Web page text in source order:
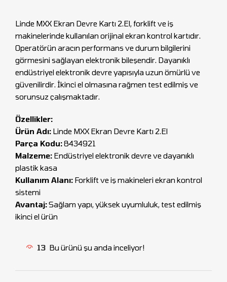
Linde MXX Ekran Devre Kartı 2.El, forklift ve iş
makinelerinde kullanılan orijinal ekran kontrol kartıdır.
Operatörün aracın performans ve durum bilgilerini
görmesini sağlayan elektronik bileşendir. Dayanıklı
endüstriyel elektronik devre yapısıyla uzun ömürlü ve
güvenilirdir. İkinci el olmasına rağmen test edilmiş ve
sorunsuz çalışmaktadır.
Özellikler:
Ürün Adı: Linde MXX Ekran Devre Kartı 2.El
Parça Kodu:8434921
Malzeme: Endüstriyel elektronik devre ve dayanıklı
plastik kasa
Kullanım Alanı: Forklift ve iş makineleri ekran kontrol
sistemi
Avantaj:Sağlam yapı, yüksek uyumluluk, test edilmiş
ikinci el ürün
13 Bu ürünü şu anda inceliyor!